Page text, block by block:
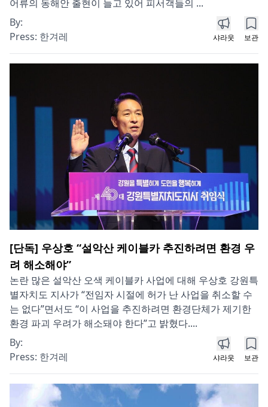
어류의 동해안 출현이 늘고 있어 피서객들의 ...
By:
Press: 한겨레 샤라웃 보관
[단독] 우상호 “설악산 케이블카 추진하려면 환경 우
려 해소해야”
논란 많은 설악산 오색 케이블카 사업에 대해 우상호 강원특
별자치도 지사가 “전임자 시절에 허가 난 사업을 취소할 수
는 없다”면서도 “이 사업을 추진하려면 환경단체가 제기한
환경 파괴 우려가 해소돼야 한다”고 밝혔다....
By:
Press: 한겨레 샤라웃 보관